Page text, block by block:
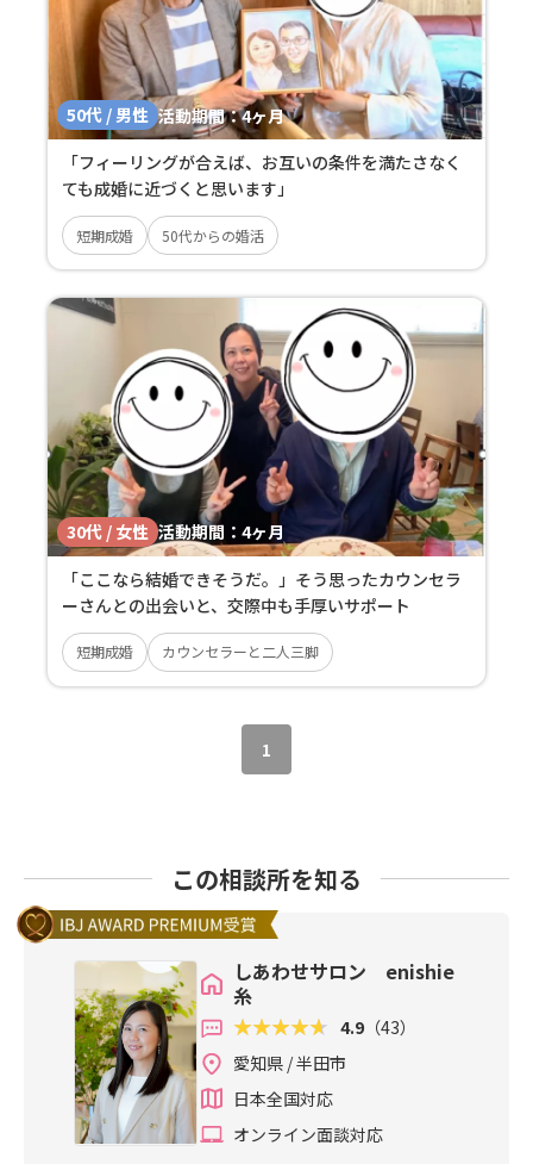
50代 / 男性 活動期間：4ヶ月
「フィーリングが合えば、お互いの条件を満たさなく
ても成婚に近づくと思います」
短期成婚 50代からの婚活
30代 / 女性 活動期間： 4ヶ月
「ここなら結婚できそうだ。」そう思ったカウンセラ
ーさんとの出会いと、交際中も手厚いサポート
短期成婚 カウンセラーと二人三脚
1
この相談所を知る
しあわせサロン enishie
糸
4.9 （43）
愛知県 / 半田市
日本全国対応
オンライン面談対応